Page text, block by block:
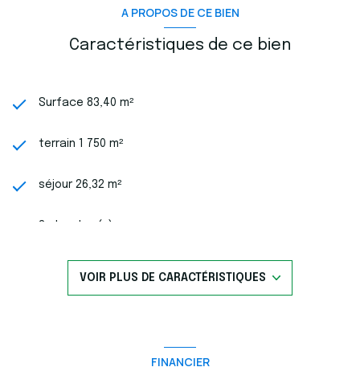
A PROPOS DE CE BIEN
Caractéristiques de ce bien
Surface 83,40 m²
terrain 1 750 m²
séjour 26,32 m²
3 chambre(s)
VOIR PLUS DE CARACTÉRISTIQUES
FINANCIER